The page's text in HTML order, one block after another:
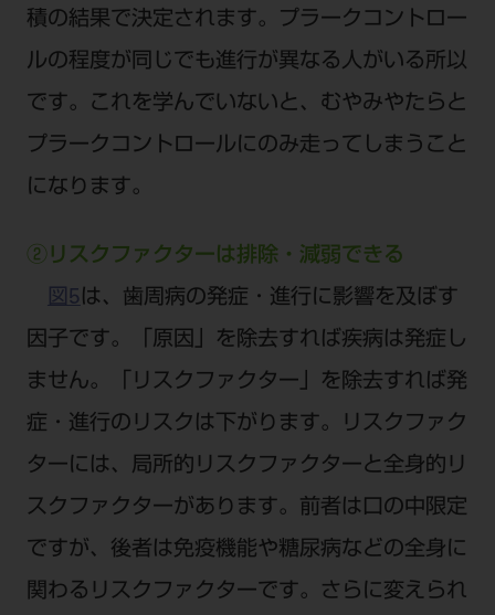
積の結果で決定されます。プラークコントロー
ルの程度が同じでも進行が異なる人がいる所以
です。これを学んでいないと、むやみやたらと
プラークコントロールにのみ走ってしまうこと
になります。
②リスクファクターは排除・減弱できる
図5 は、歯周病の発症・進行に影響を及ぼす
因子です。「原因」を除去すれば疾病は発症し
ません。「リスクファクター」を除去すれば発
症・進行のリスクは下がります。リスクファク
ターには、局所的リスクファクターと全身的リ
スクファクターがあります。前者は口の中限定
ですが、後者は免疫機能や糖尿病などの全身に
関わるリスクファクターです。さらに変えられ